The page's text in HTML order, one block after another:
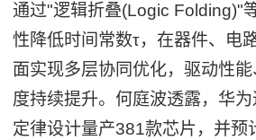
通过"逻辑折叠(Logic Folding)"
性降低时间常数τ，在器件、电
面实现多层协同优化，驱动性
度持续提升。何庭波透露，华
定律设计量产381款芯片，并预